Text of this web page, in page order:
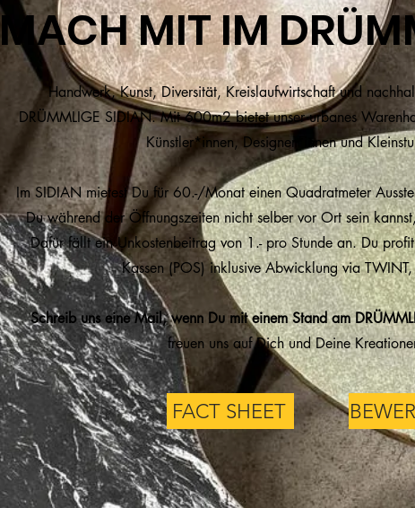
MACH MIT IM
Handwerk, Kunst, Diversität, Kreislaufwirtschaft und
DRÜMMLIGE SIDIAN. Mit 600m2 bietet unser urbanes
Künstler*innen, Designer*innen und
Im SIDIAN mietest Du für 60.-/Monat einen Quadratmeter
Du während der Öffnungszeiten nicht selber vor Ort sein
Dafür fällt ein Unkostenbeitrag von 1.- pro Stunde an. Du
Kassen (POS) inklusive Abwicklung via
Schreib uns eine Mail, wenn Du mit einem Stand am
freuen uns auf Dich und Deine
FACT SHEET